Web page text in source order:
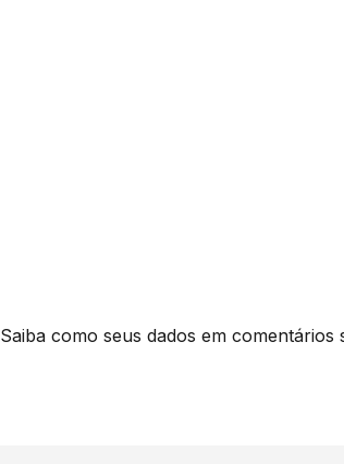
Saiba como seus dados em comentários